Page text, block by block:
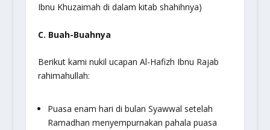
Ibnu Khuzaimah di dalam kitab shahihnya)
C. Buah-Buahnya
Berikut kami nukil ucapan Al-Hafizh Ibnu Rajab
rahimahullah:
Puasa enam hari di bulan Syawwal setelah
Ramadhan menyempurnakan pahala puasa